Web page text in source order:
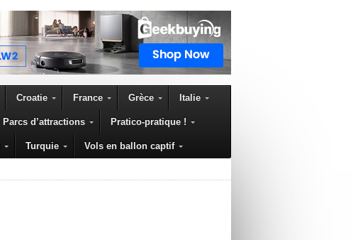
Croatie France Grèce Italie
Parcs d’attractions Pratico-pratique !
Turquie Vols en ballon captif